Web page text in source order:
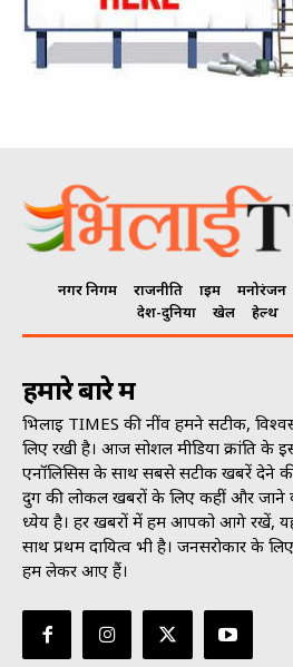
नगर निगम राजनीति क्राइम मनोरंजन
देश-दुनिया
खेल हेल्थ
हमारे बारे में
भिलाई TIMES की नींव हमने सटीक,
लिए रखी है। आज सोशल मीडिया क्रांति के
एनॉलिसिस के साथ सबसे सटीक खबरें देने की
दुर्ग की लोकल खबरों के लिए कहीं और जाने
ध्येय है। हर खबरों में हम आपको आगे रखें, यह
साथ प्रथम दायित्व भी है। जनसराेकार के
हम लेकर आए हैं।